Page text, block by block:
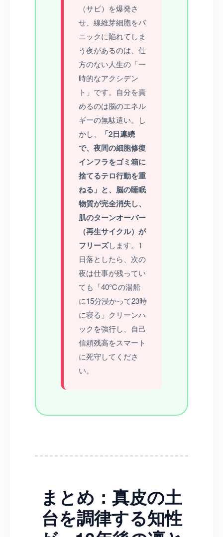
（サビ）を爆発さ
せ、線維芽細胞をパ
ニックに陥れてしま
う夜があるのは、仕
方のない人生の「一
時的なアクシデン
ト」です。自分を責
めるのは脳のエネル
ギーの無駄遣い。し
かし、
「2日連続
で、夜間の細胞修復
インフラをゴミ箱に
捨てるテロ行動を重
ねる」と、脳の睡眠
物質が完全消失し、
肌のターンオーバー
（再生サイクル）が
フリーズします。1
日落としたら、次の
夜は仕事が残ってい
ても「40℃の湯船
に15分浸かって23時
に寝る」クリーンハ
ックを強行し、自己
信頼残高をスマート
に死守してくださ
い。
まとめ：真皮の土
台を調律する知性